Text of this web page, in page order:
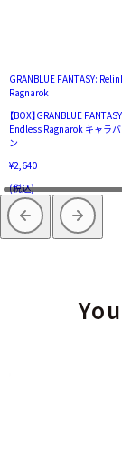
GRANBLUE FANTASY:
Ragnarok
【BOX】GRANBLUE
Endless Ragnarok キャラ
ン
¥2,640
(税込)